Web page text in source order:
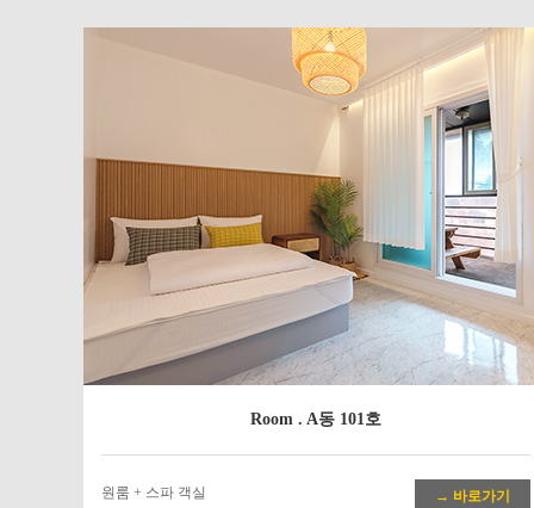
Room . A동 101호
원룸 + 스파 객실 → 바로가기